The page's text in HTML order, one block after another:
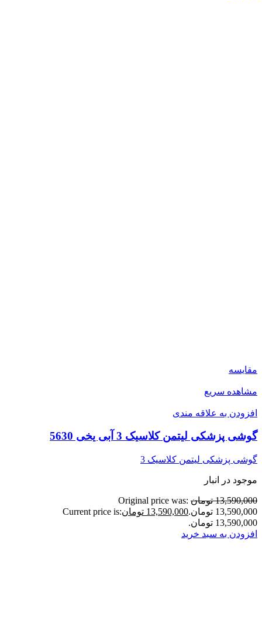
مقایسه
مشاهده سریع
افزودن به علاقه مندی
گوشی پزشکی لیتمن کلاسیک 3 آبی یخی 5630
گوشی پزشکی لیتمن کلاسیک 3
موجود در انبار
13,590,000 تومان
Original price was:
13,590,000 تومان.
13,590,000 تومان
Current price is:
13,590,000 تومان.
افزودن به سبد خرید